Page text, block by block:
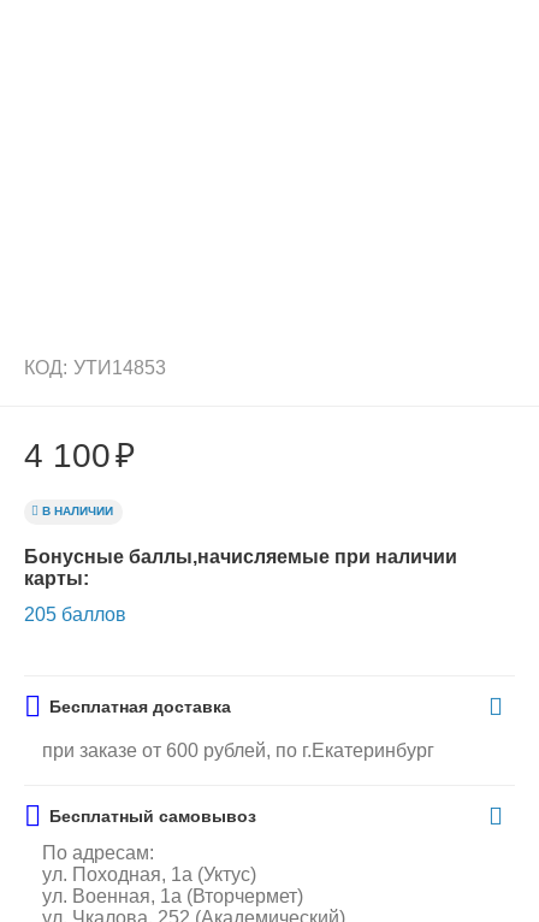
КОД: УТИ14853
4 100₽
В НАЛИЧИИ
Бонусные баллы,начисляемые при наличии
карты:
205 баллов
Бесплатная доставка
при заказе от 600 рублей, по г.Екатеринбург
Бесплатный самовывоз
По адресам:
ул. Походная, 1а (Уктус)
ул. Военная, 1а (Вторчермет)
ул. Чкалова, 252 (Академический)